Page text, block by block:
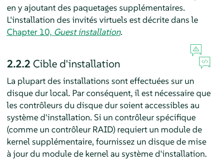
en y ajoutant des paquetages supplémentaires.
L'installation des invités virtuels est décrite dans le
Chapter 10, Guest installation.
2.2.2 Cible d'installation
La plupart des installations sont effectuées sur un
disque dur local. Par conséquent, il est nécessaire que
les contrôleurs du disque dur soient accessibles au
système d'installation. Si un contrôleur spécifique
(comme un contrôleur RAID) requiert un module de
kernel supplémentaire, fournissez un disque de mise
à jour du module de kernel au système d'installation.